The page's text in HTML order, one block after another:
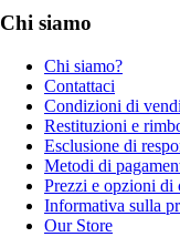
Chi siamo
Chi siamo?
Contattaci
Condizioni di
Restituzioni e
Esclusione di
Metodi di
Prezzi e opzioni di
Informativa sulla
Our Store